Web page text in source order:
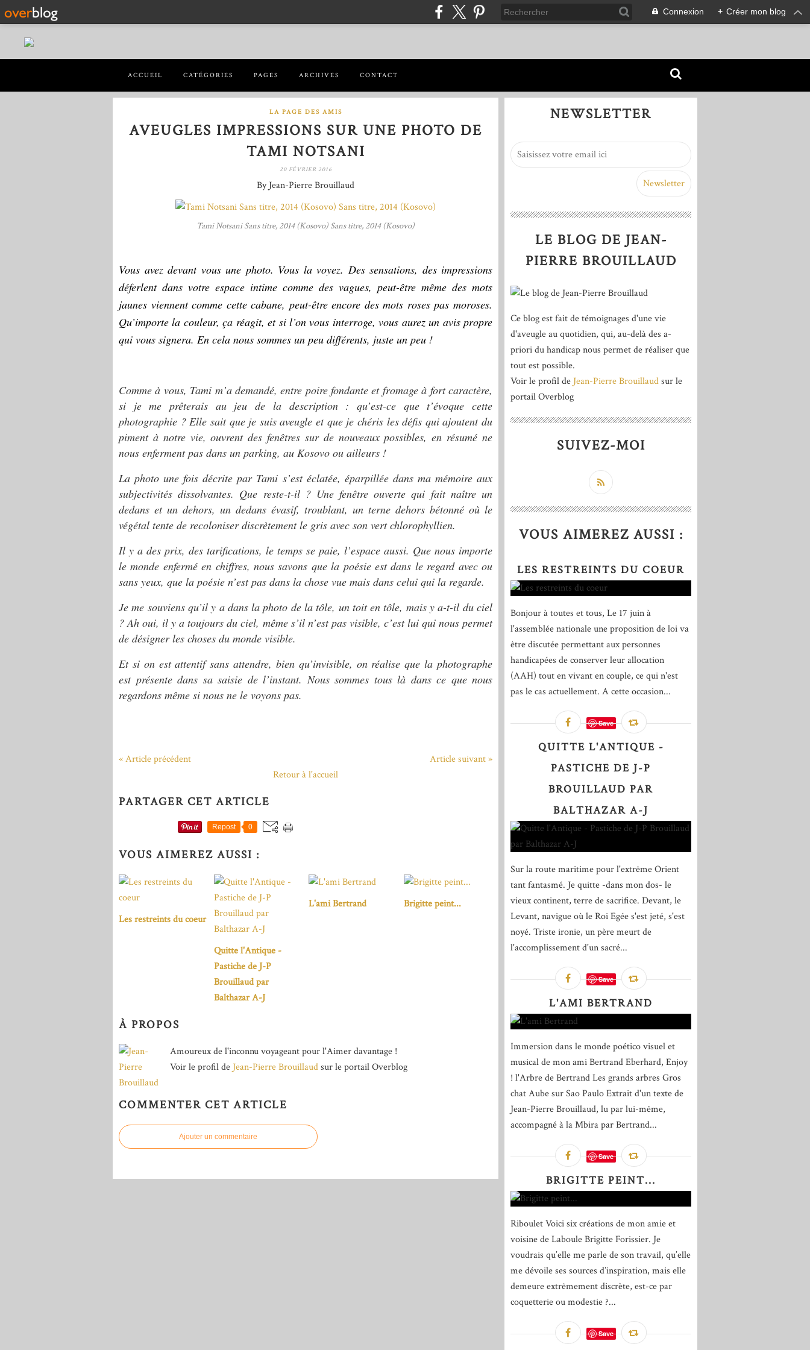
Connexion + Créer mon blog
ACCUEIL CATÉGORIES PAGES ARCHIVES CONTACT
LA PAGE DES AMIS
AVEUGLES IMPRESSIONS SUR UNE PHOTO DE
TAMI NOTSANI
20 FÉVRIER 2016
By Jean-Pierre Brouillaud
Tami Notsani Sans titre, 2014 (Kosovo) Sans titre, 2014 (Kosovo)
Vous avez devant vous une photo. Vous la voyez. Des sensations, des impressions
déferlent dans votre espace intime comme des vagues, peut-être même des mots
jaunes viennent comme cette cabane, peut-être encore des mots roses pas moroses.
Qu’importe la couleur, ça réagit, et si l’on vous interroge, vous aurez un avis propre
qui vous signera. En cela nous sommes un peu différents, juste un peu !
Comme à vous, Tami m’a demandé, entre poire fondante et fromage à fort caractère,
si je me prêterais au jeu de la description : qu’est-ce que t’évoque cette
photographie ? Elle sait que je suis aveugle et que je chéris les défis qui ajoutent du
piment à notre vie, ouvrent des fenêtres sur de nouveaux possibles, en résumé ne
nous enferment pas dans un parking, au Kosovo ou ailleurs !
La photo une fois décrite par Tami s’est éclatée, éparpillée dans ma mémoire aux
subjectivités dissolvantes. Que reste-t-il ? Une fenêtre ouverte qui fait naître un
dedans et un dehors, un dedans évasif, troublant, un terne dehors bétonné où le
végétal tente de recoloniser discrètement le gris avec son vert chlorophyllien.
Il y a des prix, des tarifications, le temps se paie, l’espace aussi. Que nous importe
le monde enfermé en chiffres, nous savons que la poésie est dans le regard avec ou
sans yeux, que la poésie n’est pas dans la chose vue mais dans celui qui la regarde.
Je me souviens qu’il y a dans la photo de la tôle, un toit en tôle, mais y a-t-il du ciel
? Ah oui, il y a toujours du ciel, même s’il n’est pas visible, c’est lui qui nous permet
de désigner les choses du monde visible.
Et si on est attentif sans attendre, bien qu’invisible, on réalise que la photographe
est présente dans sa saisie de l’instant. Nous sommes tous là dans ce que nous
regardons même si nous ne le voyons pas.
« Article précédent
Article suivant »
Retour à l'accueil
PARTAGER CET ARTICLE
Repost 0
VOUS AIMEREZ AUSSI :
Les restreints du coeur
Quitte l'Antique -
Pastiche de J-P
Brouillaud par
Balthazar A-J
L'ami Bertrand Brigitte peint...
À PROPOS
Amoureux de l'inconnu voyageant pour l'Aimer davantage !
Voir le profil de Jean-Pierre Brouillaudsur le portail Overblog
COMMENTER CET ARTICLE
Ajouter un commentaire
NEWSLETTER
LE BLOG DE JEAN-
PIERRE BROUILLAUD
Ce blog est fait de témoignages d'une vie
d'aveugle au quotidien, qui, au-delà des a-
priori du handicap nous permet de réaliser que
tout est possible.
Voir le profil de Jean-Pierre Brouillaudsur le
portail Overblog
SUIVEZ-MOI
VOUS AIMEREZ AUSSI :
LES RESTREINTS DU COEUR
Bonjour à toutes et tous, Le 17 juin à
l'assemblée nationale une proposition de loi va
être discutée permettant aux personnes
handicapées de conserver leur allocation
(AAH) tout en vivant en couple, ce qui n'est
pas le cas actuellement. A cette occasion...
Save
QUITTE L'ANTIQUE -
PASTICHE DE J-P
BROUILLAUD PAR
BALTHAZAR A-J
Sur la route maritime pour l'extrême Orient
tant fantasmé. Je quitte -dans mon dos- le
vieux continent, terre de sacrifice. Devant, le
Levant, navigue où le Roi Egée s'est jeté, s'est
noyé. Triste ironie, un père meurt de
l'accomplissement d'un sacré...
Save
L'AMI BERTRAND
Immersion dans le monde poético visuel et
musical de mon ami Bertrand Eberhard, Enjoy
! l'Arbre de Bertrand Les grands arbres Gros
chat Aube sur Sao Paulo Extrait d'un texte de
Jean-Pierre Brouillaud, lu par lui-même,
accompagné à la Mbira par Bertrand...
Save
BRIGITTE PEINT...
Riboulet Voici six créations de mon amie et
voisine de Laboule Brigitte Forissier. Je
voudrais qu’elle me parle de son travail, qu’elle
me dévoile ses sources d’inspiration, mais elle
demeure extrêmement discrète, est-ce par
coquetterie ou modestie ?...
Save